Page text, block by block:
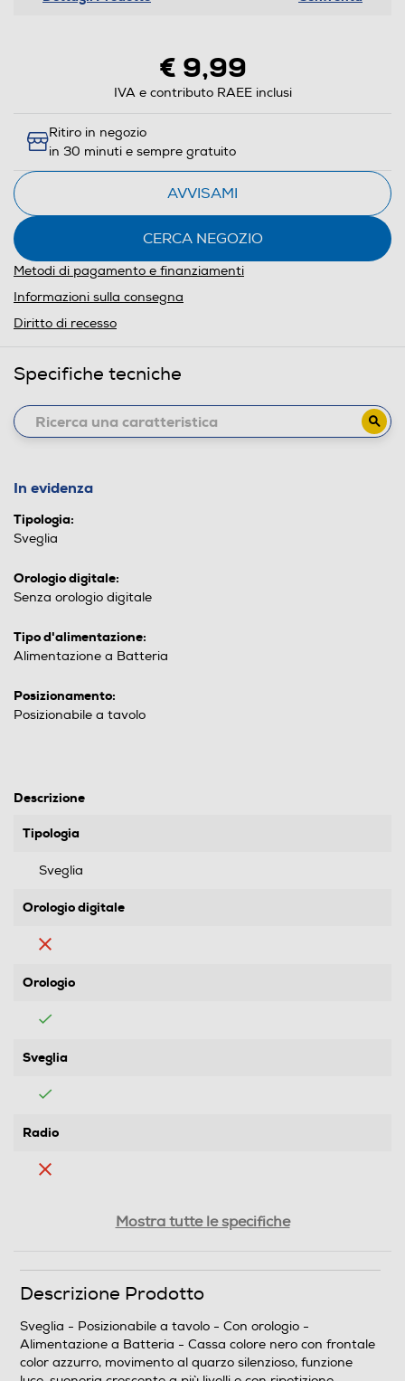
€ 9,99
IVA e contributo RAEE inclusi
Ritiro in negozio
in 30 minuti e sempre gratuito
AVVISAMI
CERCA NEGOZIO
Metodi di pagamento e finanziamenti
Informazioni sulla consegna
Diritto di recesso
Specifiche tecniche
In evidenza
Tipologia:
Sveglia
Orologio digitale:
Senza orologio digitale
Tipo d'alimentazione:
Alimentazione a Batteria
Posizionamento:
Posizionabile a tavolo
Descrizione
Tipologia
Sveglia
Orologio digitale
Orologio
Sveglia
Radio
Barometro
Mostra tutte le specifiche
Descrizione Prodotto
Sveglia - Posizionabile a tavolo - Con orologio -
Alimentazione a Batteria - Cassa colore nero con frontale
color azzurro, movimento al quarzo silenzioso, funzione